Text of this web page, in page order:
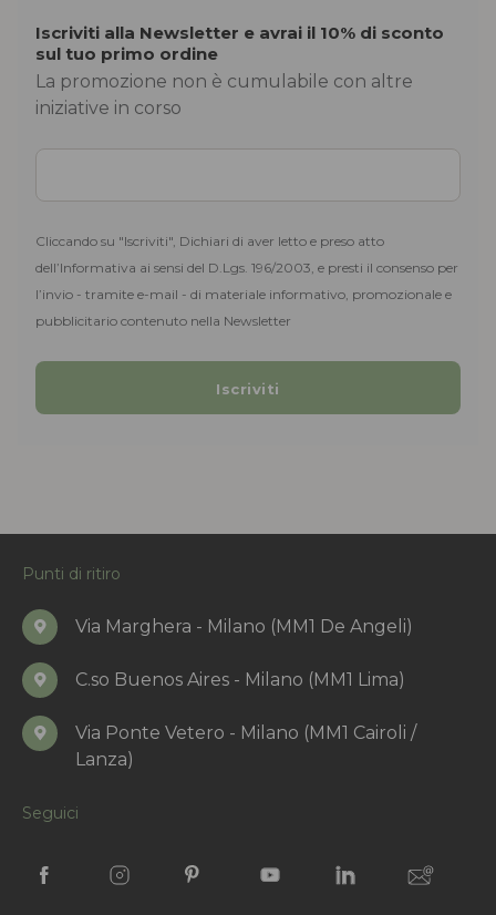
Iscriviti alla Newsletter e avrai il 10% di sconto
sul tuo primo ordine
La promozione non è cumulabile con altre
iniziative in corso
Cliccando su "Iscriviti", Dichiari di aver letto e preso atto
dell’Informativa ai sensi del D.Lgs. 196/2003, e presti il consenso per
l’invio - tramite e-mail - di materiale informativo, promozionale e
pubblicitario contenuto nella Newsletter
Punti di ritiro
Via Marghera - Milano (MM1 De Angeli)
C.so Buenos Aires - Milano (MM1 Lima)
Via Ponte Vetero - Milano (MM1 Cairoli /
Lanza)
Seguici